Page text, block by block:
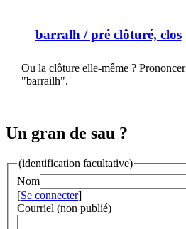
barralh / pré clôturé, clos
Ou la clôture elle-même ? Prononcer
"barrailh".
Un gran de sau ?
(identification facultative)
Nom
[Se connecter]
Courriel (non publié)